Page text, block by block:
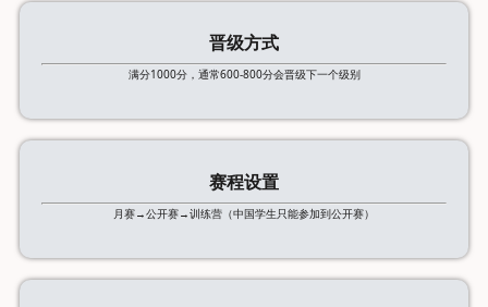
晋级方式
满分1000分，通常600-800分会晋级下一个级别
赛程设置
月赛→公开赛→训练营（中国学生只能参加到公开赛）